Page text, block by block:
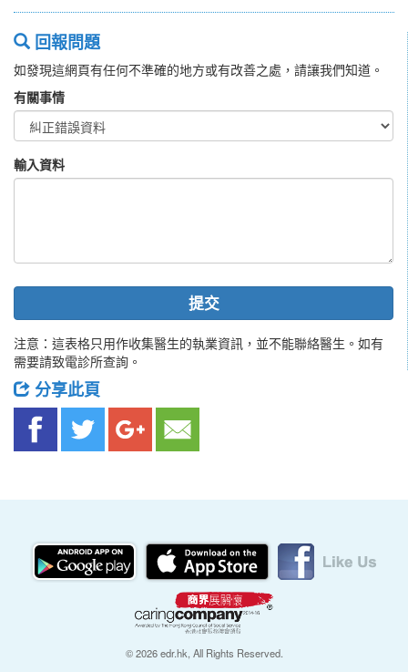
回報問題
如發現這網頁有任何不準確的地方或有改善之處，請讓我們知道。
有關事情
輸入資料
提交
注意：這表格只用作收集醫生的執業資訊，並不能聯絡醫生。如有
需要請致電診所查詢。
分享此頁
© 2026 edr.hk, All Rights Reserved.